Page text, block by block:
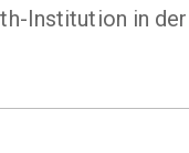
Institution in